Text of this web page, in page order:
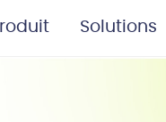
Solutions